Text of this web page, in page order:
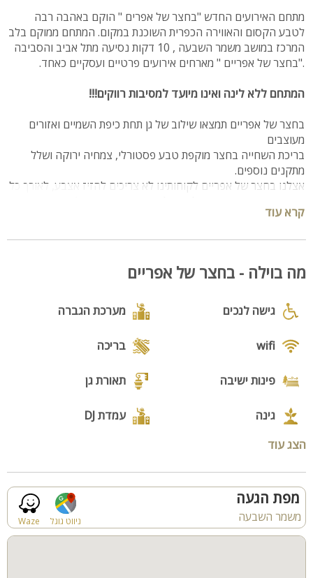
מתחם האירועים החדש "בחצר של אפרים " הוקם באהבה רבה
לטבע הקסום והאווירה הכפרית השוכנת במקום. המתחם ממוקם בלב
המרכז במושב משמר השבעה , 10 דקות נסיעה מתל אביב והסביבה
."בחצר של אפריים " מארחים אירועים פרטיים ועסקיים כאחד.
המתחם ללא לינה ואינו מיועד למסיבות רווקים!!!
בחצר של אפריים תמצאו שילוב של גן תחת כיפת השמיים ואזורים
מעוצבים
בריכת השחייה בחצר מוקפת טבע פסטורלי, צמחיה ירוקה ושלל
מתקנים נוספים.
אצלנו בחצר של אפריים לקוחותינו לא צריכים להזיז אצבע, לאורך כל
תרצו וכמובן לפי התקציב שעומד לרשותכם .
נדאג לשאר...
סוגרים אירוע בחצר של אפריים וכל החלומות מתגשמים.
מיקום:
אביב
קרא עוד
מה בוילה - בחצר של אפריים
גישה לנכים מערכת הגברה
wifi בריכה
פינות ישיבה תאורת גן
גינה עמדת DJ
בר
הצג עוד
Waze ניווט גוגל
מפת הגעה
משמר השבעה